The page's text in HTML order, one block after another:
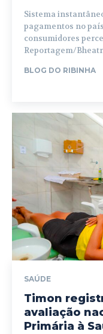
Sistema
pagamentos no
consumidores
Reportagem/
BLOG DO RIBINHA
SAÚDE
Timon
avaliação
Primária à